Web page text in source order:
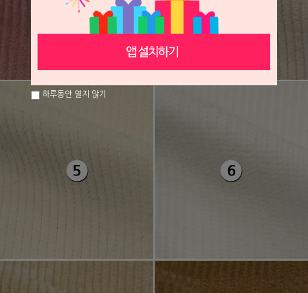
하루동안 열지 않기